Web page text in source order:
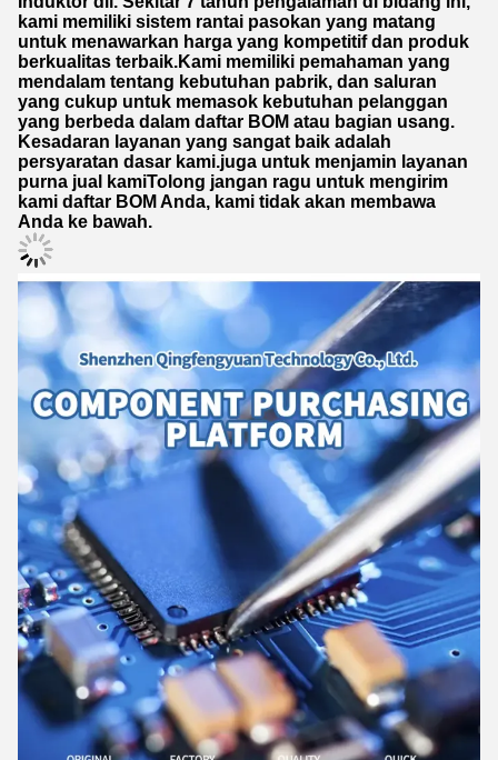
kami memiliki sistem rantai pasokan yang matang
untuk menawarkan harga yang kompetitif dan produk
berkualitas terbaik.Kami memiliki pemahaman yang
mendalam tentang kebutuhan pabrik, dan saluran
yang cukup untuk memasok kebutuhan pelanggan
yang berbeda dalam daftar BOM atau bagian usang.
Kesadaran layanan yang sangat baik adalah
persyaratan dasar kami.juga untuk menjamin layanan
purna jual kamiTolong jangan ragu untuk mengirim
kami daftar BOM Anda, kami tidak akan membawa
Anda ke bawah.